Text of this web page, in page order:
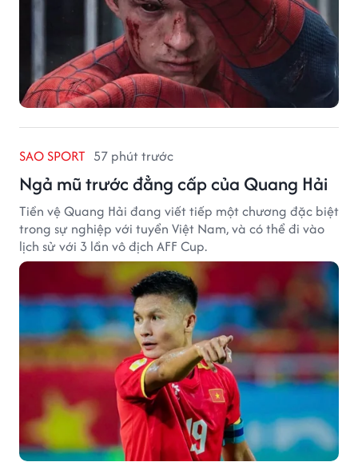
SAO SPORT 57 phút trước
Ngả mũ trước đẳng cấp của Quang Hải
Tiền vệ Quang Hải đang viết tiếp một chương đặc biệt
trong sự nghiệp với tuyển Việt Nam, và có thể đi vào
lịch sử với 3 lần vô địch AFF Cup.